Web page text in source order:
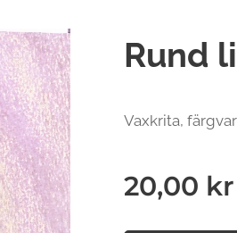
Rund
Vaxkrita,
20,00 kr